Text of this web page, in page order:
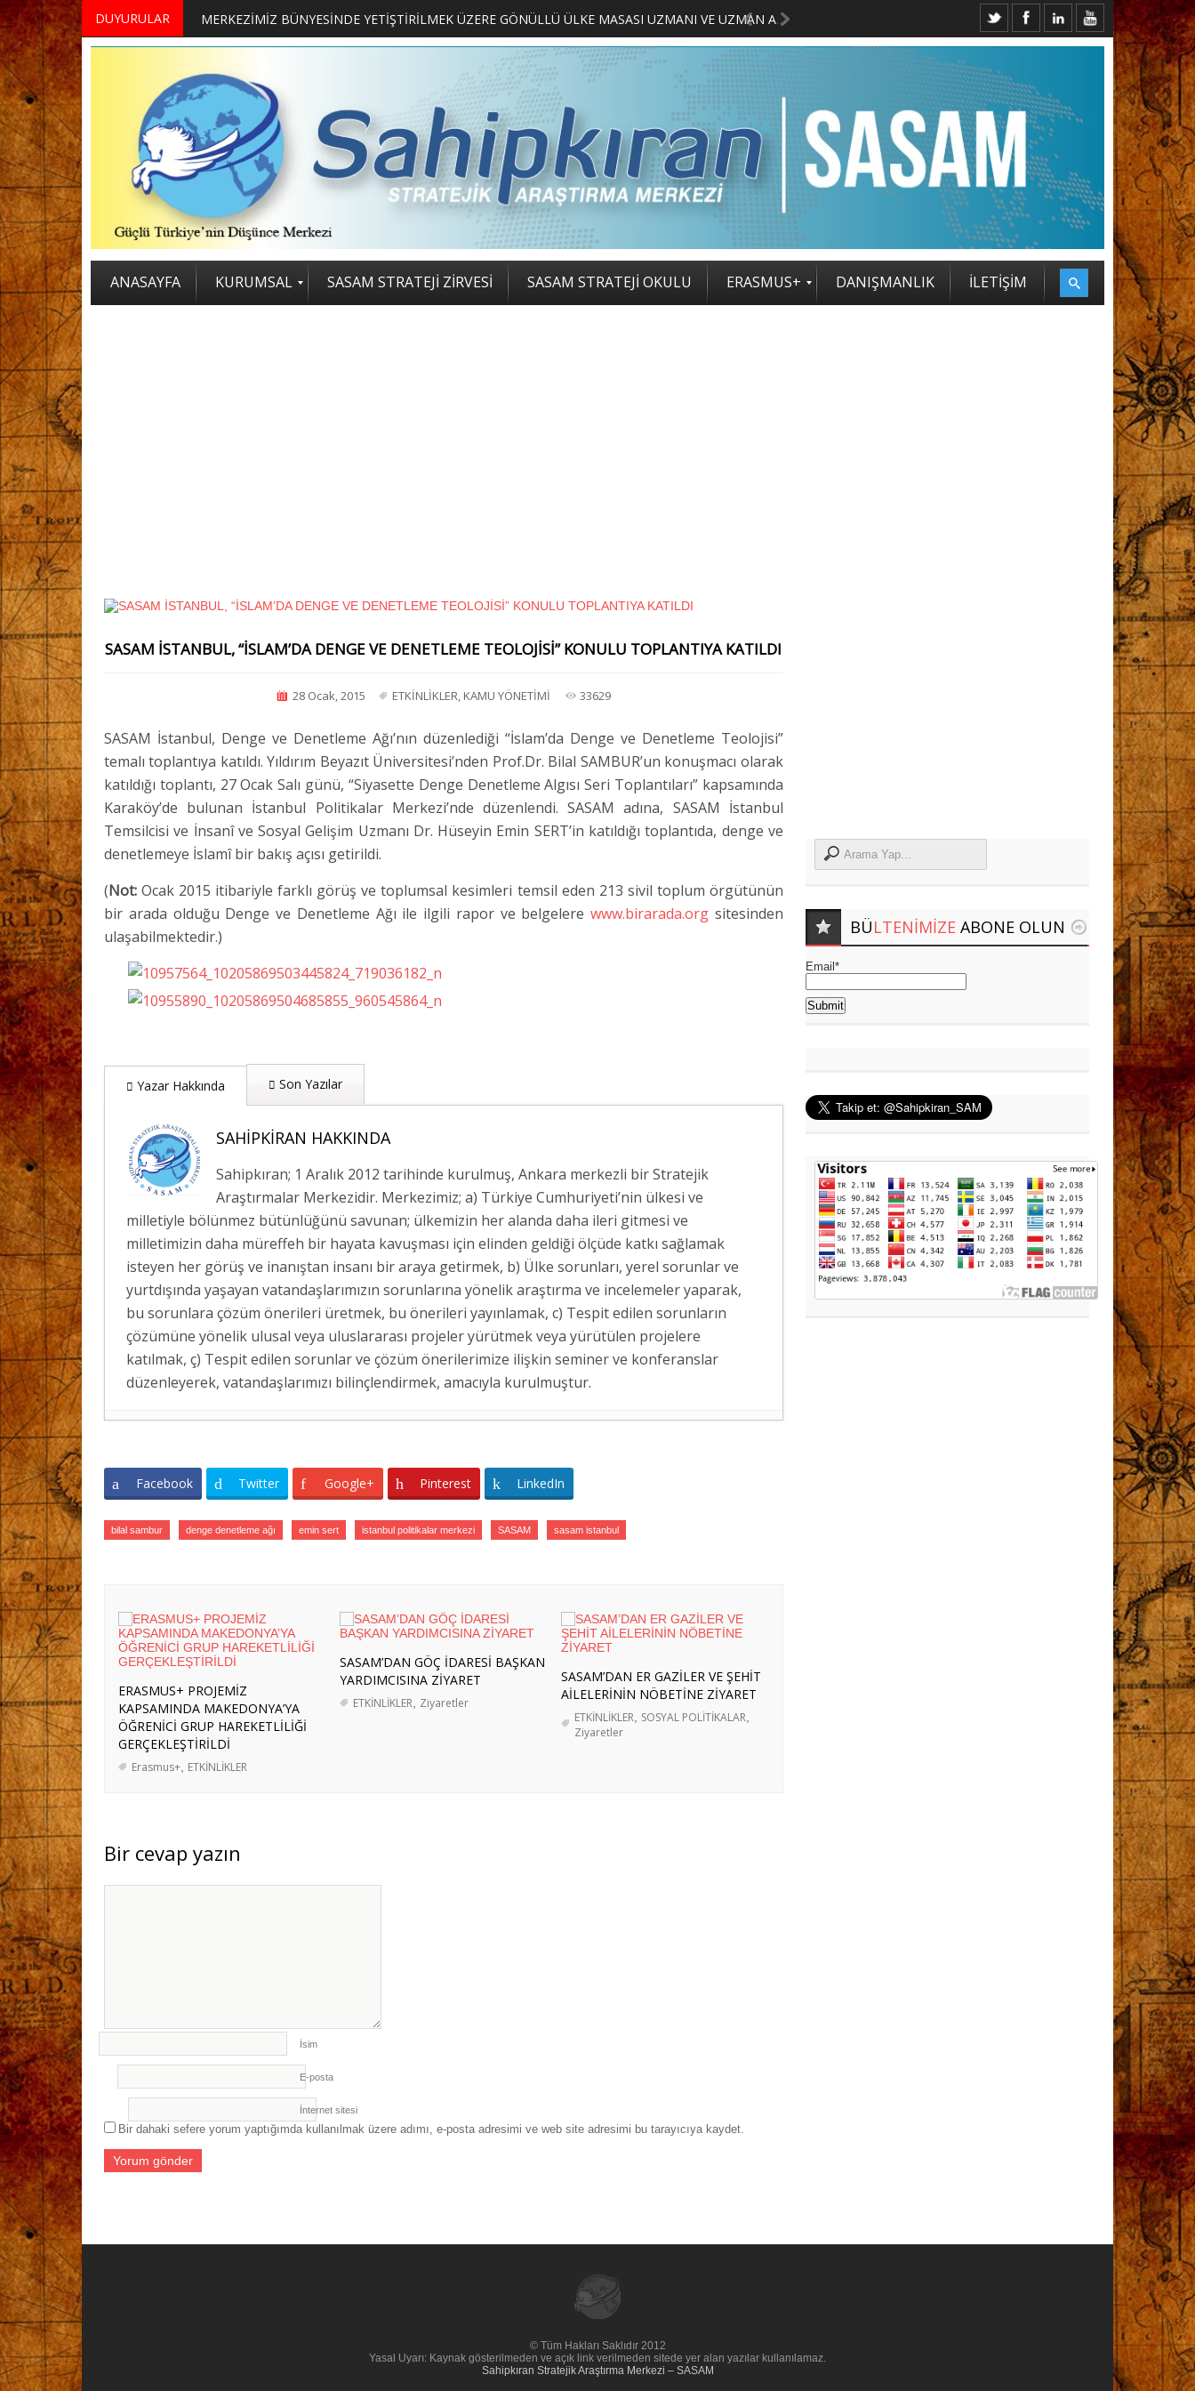
DUYURULAR
MERKEZİMİZ BÜNYESİNDE YETİŞTİRİLMEK ÜZERE GÖNÜLLÜ ÜLKE MASASI UZMANI VE UZMAN ADAYLARI ARIYORUZ 2. SASAM STRATEJİ ZİRVESİ KATILIMCILARI BELLİ OLDU
ANASAYFA KURUMSAL SASAM STRATEJİ ZİRVESİ SASAM STRATEJİ OKULU ERASMUS+ DANIŞMANLIK İLETİŞİM
SASAM İSTANBUL, “İSLAM’DA DENGE VE DENETLEME TEOLOJİSİ” KONULU TOPLANTIYA KATILDI
28 Ocak, 2015 ETKİNLİKLER, KAMU YÖNETİMİ 33629
SASAM İstanbul, Denge ve Denetleme Ağı’nın düzenlediği “İslam’da Denge ve Denetleme Teolojisi”
temalı toplantıya katıldı. Yıldırım Beyazıt Üniversitesi’nden Prof.Dr. Bilal SAMBUR’un konuşmacı olarak
katıldığı toplantı, 27 Ocak Salı günü, “Siyasette Denge Denetleme Algısı Seri Toplantıları” kapsamında
Karaköy’de bulunan İstanbul Politikalar Merkezi’nde düzenlendi. SASAM adına, SASAM İstanbul
Temsilcisi ve İnsanî ve Sosyal Gelişim Uzmanı Dr. Hüseyin Emin SERT’in katıldığı toplantıda, denge ve
denetlemeye İslamî bir bakış açısı getirildi.
(Not: Ocak 2015 itibariyle farklı görüş ve toplumsal kesimleri temsil eden 213 sivil toplum örgütünün
bir arada olduğu Denge ve Denetleme Ağı ile ilgili rapor ve belgelerewww.birarada.org sitesinden
ulaşabilmektedir.)
Yazar Hakkında Son Yazılar
SAHIPKIRAN HAKKINDA
Sahipkıran; 1 Aralık 2012 tarihinde kurulmuş, Ankara merkezli bir Stratejik
Araştırmalar Merkezidir. Merkezimiz; a) Türkiye Cumhuriyeti’nin ülkesi ve
milletiyle bölünmez bütünlüğünü savunan; ülkemizin her alanda daha ileri gitmesi ve
milletimizin daha müreffeh bir hayata kavuşması için elinden geldiği ölçüde katkı sağlamak
isteyen her görüş ve inanıştan insanı bir araya getirmek, b) Ülke sorunları, yerel sorunlar ve
yurtdışında yaşayan vatandaşlarımızın sorunlarına yönelik araştırma ve incelemeler yaparak,
bu sorunlara çözüm önerileri üretmek, bu önerileri yayınlamak, c) Tespit edilen sorunların
çözümüne yönelik ulusal veya uluslararası projeler yürütmek veya yürütülen projelere
katılmak, ç) Tespit edilen sorunlar ve çözüm önerilerimize ilişkin seminer ve konferanslar
düzenleyerek, vatandaşlarımızı bilinçlendirmek, amacıyla kurulmuştur.
SASAM’DAN GÖÇ İDARESİ BAŞKAN YARDIMCISINA ZİYARET- 7 Ağustos 2026
TÜRKİYE’NİN SOMALİ POLİTİKASI: ASKERÎ DESTEKTEN STRATEJİK ORTAKLIĞA
ERASMUS+ PROJEMİZ KAPSAMINDA ALMANYA’YA İŞBAŞI GÖZLEM HAREKETLİLİĞİ
GERÇEKLEŞTİRİLDİ - 3 Ağustos 2026
İRAN’A YÖNELİK OLASI BİR KARA HAREKÂTININ BÖLGESEL DİNAMİKLERİ VE KOMŞU
ÜLKELERE YÜKLENEBİLECEK ROLLER - 3 Ağustos 2026
ABD-İRAN GERİLİMİ: SAVAŞ ÖNCESİ BÖLGESEL HAZIRLIKLAR, STRATEJİK HEDEFLER VE
GELECEK PROJEKSİYONU
SASAM’DAN ERASMUS+ KAPSAMINDA İSVEÇ’E HAZIRLIK ZİYARETİ
Facebook Twitter Google+ Pinterest LinkedIn
bilal sambur denge denetleme ağı emin sert istanbul politikalar merkezi SASAM sasam istanbul
ERASMUS+ PROJEMİZ
KAPSAMINDA MAKEDONYA’YA
ÖĞRENİCİ GRUP HAREKETLİLİĞİ
GERÇEKLEŞTİRİLDİ
Erasmus+ ETKİNLİKLER
SASAM’DAN GÖÇ İDARESİ BAŞKAN
YARDIMCISINA ZİYARET
ETKİNLİKLER Ziyaretler
SASAM’DAN ER GAZİLER VE ŞEHİT
AİLELERİNİN NÖBETİNE ZİYARET
ETKİNLİKLER SOSYAL POLİTİKALAR
Ziyaretler
Bir cevap yazın
İsim
E-posta
İnternet sitesi
Bir dahaki sefere yorum yaptığımda kullanılmak üzere adımı, e-posta adresimi ve web site adresimi bu tarayıcıya kaydet.
BÜLTENIMIZE ABONE OLUN
Email*
© Tüm Hakları Saklıdır 2012
Yasal Uyarı: Kaynak gösterilmeden ve açık link verilmeden sitede yer alan yazılar kullanılamaz.
Sahipkıran Stratejik Araştırma Merkezi – SASAM